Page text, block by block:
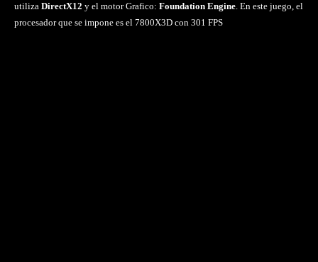
utiliza DirectX12 y el motor Grafico: Foundation Engine. En este juego, el
procesador que se impone es el 7800X3D con 301 FPS